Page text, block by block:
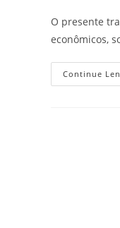
O presente
econômicos,
Continue